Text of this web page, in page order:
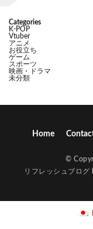
Categories
K-POP
Vtuber
アニメ
お役立ち
ゲーム
スポーツ
映画・ドラマ
未分類
Home
©
リフレッシュブログ